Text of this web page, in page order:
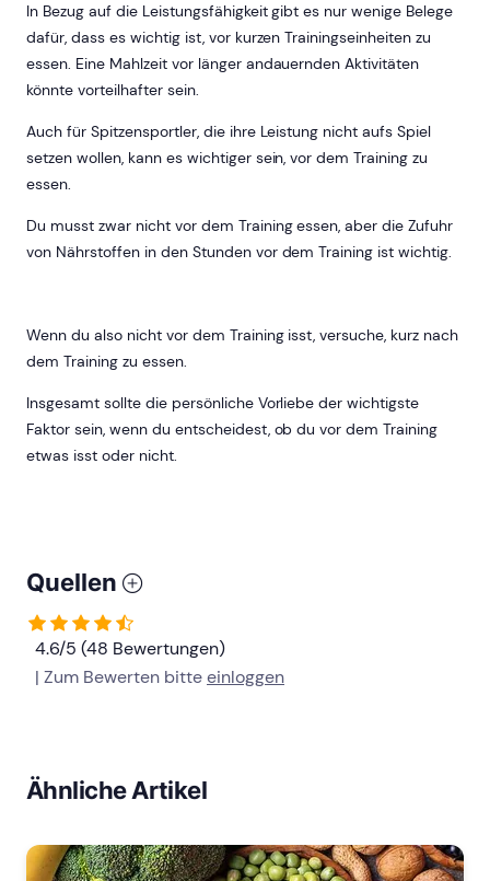
In Bezug auf die Leistungsfähigkeit gibt es nur wenige Belege
dafür, dass es wichtig ist, vor kurzen Trainingseinheiten zu
essen. Eine Mahlzeit vor länger andauernden Aktivitäten
könnte vorteilhafter sein.
Auch für Spitzensportler, die ihre Leistung nicht aufs Spiel
setzen wollen, kann es wichtiger sein, vor dem Training zu
essen.
Du musst zwar nicht vor dem Training essen, aber die Zufuhr
von Nährstoffen in den Stunden vor dem Training ist wichtig.
Wenn du also nicht vor dem Training isst, versuche, kurz nach
dem Training zu essen.
Insgesamt sollte die persönliche Vorliebe der wichtigste
Faktor sein, wenn du entscheidest, ob du vor dem Training
etwas isst oder nicht.
Quellen
4.6/5 (48 Bewertungen)
| Zum Bewerten bitteeinloggen
Ähnliche Artikel